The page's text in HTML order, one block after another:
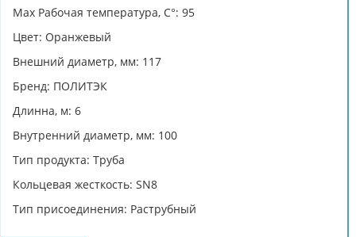
Max Рабочая температура, C°: 95
Цвет: Оранжевый
Внешний диаметр, мм: 117
Бренд: ПОЛИТЭК
Длинна, м: 6
Внутренний диаметр, мм: 100
Тип продукта: Труба
Кольцевая жесткость: SN8
Тип присоединения: Раструбный